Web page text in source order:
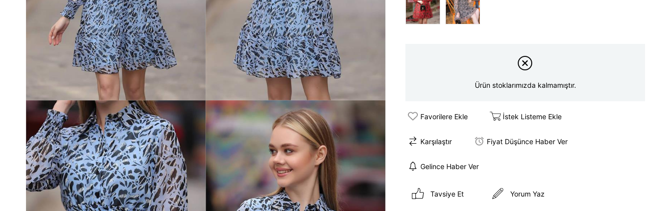
Ürün stoklarımızda kalmamıştır.
Favorilere Ekle İstek Listeme Ekle
Karşılaştır Fiyat Düşünce Haber Ver
Gelince Haber Ver
Tavsiye Et Yorum Yaz